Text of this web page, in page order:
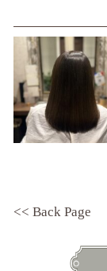
<< Back Page